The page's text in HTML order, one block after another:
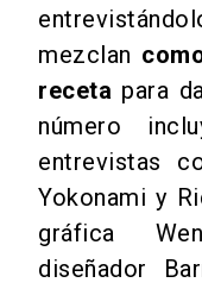
mezclan
receta para
número
entrevistas
Yokonami y
gráfica
diseñador